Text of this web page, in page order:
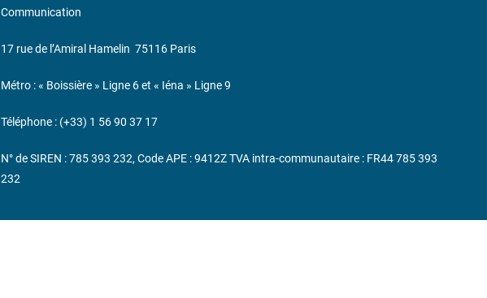
Communication
17 rue de l’Amiral Hamelin 75116 Paris
Métro : « Boissière » Ligne 6 et « Iéna » Ligne 9
Téléphone : (+33) 1 56 90 37 17
N° de SIREN : 785 393 232, Code APE : 9412Z TVA intra-communautaire : FR44 785 393
232